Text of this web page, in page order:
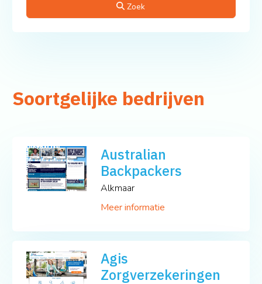
Zoek
Soortgelijke bedrijven
Australian
Backpackers
Alkmaar
Meer informatie
Agis
Zorgverzekeringen